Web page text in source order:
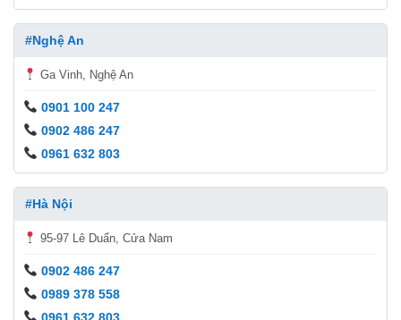
#Nghệ An
Ga Vinh, Nghệ An
0901 100 247
0902 486 247
0961 632 803
#Hà Nội
95-97 Lê Duẩn, Cửa Nam
0902 486 247
0989 378 558